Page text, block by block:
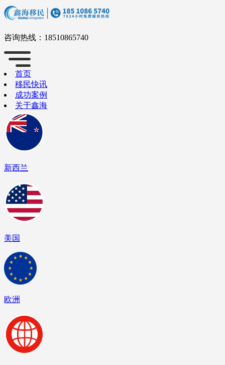
咨询热线： 18510865740
首页
移民快讯
成功案例
关于鑫海
新西兰
美国
欧洲